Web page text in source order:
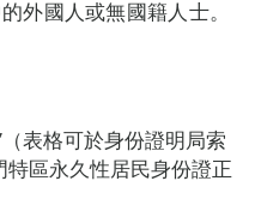
外國人或無國籍人士。
表格可於身份證明局索
區永久性居民身份證正